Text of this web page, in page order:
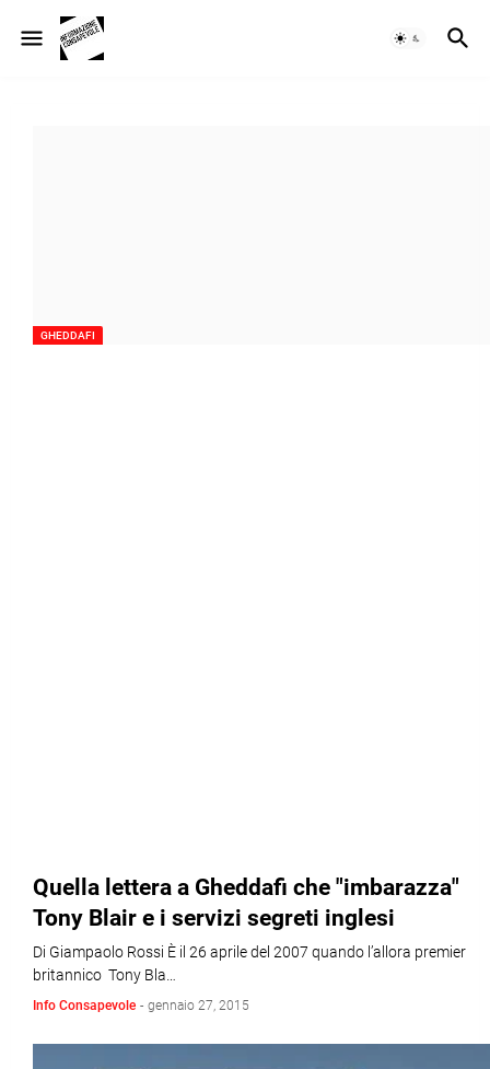
GHEDDAFI
Quella lettera a Gheddafi che "imbarazza"
Tony Blair e i servizi segreti inglesi
Di Giampaolo Rossi È il 26 aprile del 2007 quando l’allora premier
britannico Tony Bla…
Info Consapevole - gennaio 27, 2015